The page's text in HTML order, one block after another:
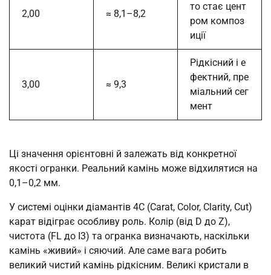
2,00 ≈ 8,1–8,2
то стає цент
ром композ
иції
3,00 ≈ 9,3
Рідкісний і е
фектний, пре
міальний сег
мент
Ці значення орієнтовні й залежать від конкретної
якості огранки. Реальний камінь може відхилятися на
0,1–0,2 мм.
У системі оцінки діамантів 4C (Carat, Color, Clarity, Cut)
карат відіграє особливу роль. Колір (від D до Z),
чистота (FL до I3) та огранка визначають, наскільки
камінь «живий» і сяючий. Але саме вага робить
великий чистий камінь рідкісним. Великі кристали в